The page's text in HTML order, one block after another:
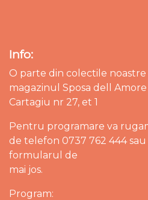
Info:
O parte din colectile noastre
magazinul Sposa dell
Cartagiu nr 27, et 1
Pentru programare va
de telefon 0737 762 444
formularul de
mai jos.
Program: